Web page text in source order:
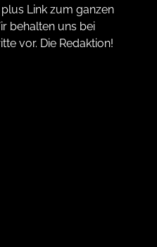
Link zum ganzen
behalten uns bei
vor. Die Redaktion!